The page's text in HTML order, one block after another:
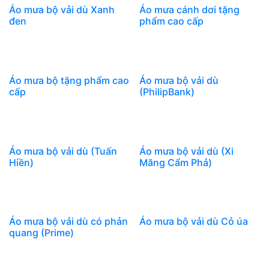
Áo mưa bộ vải dù Xanh
đen
Áo mưa cánh dơi tặng
phẩm cao cấp
Áo mưa bộ tặng phẩm cao
cấp
Áo mưa bộ vải dù
(PhilipBank)
Áo mưa bộ vải dù (Tuấn
Hiền)
Áo mưa bộ vải dù (Xi
Măng Cẩm Phả)
Áo mưa bộ vải dù có phản
quang (Prime)
Áo mưa bộ vải dù Cỏ úa